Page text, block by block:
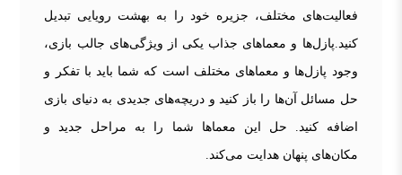
فعالیت‌های مختلف، جزیره خود را به بهشت رویایی تبدیل
کنید.پازل‌ها و معماهای جذاب یکی از ویژگی‌های جالب بازی،
وجود پازل‌ها و معماهای مختلف است که شما باید با تفکر و
حل مسائل آن‌ها را باز کنید و دریچه‌های جدیدی به دنیای بازی
اضافه کنید. حل این معماها شما را به مراحل جدید و
مکان‌های پنهان هدایت می‌کند.